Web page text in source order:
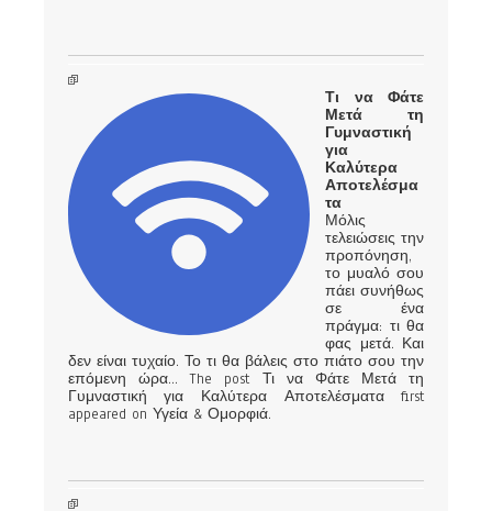
Τι να Φάτε
Μετά τη
Γυμναστική
για
Καλύτερα
Αποτελέσμα
τα
Μόλις
τελειώσεις την
προπόνηση,
το μυαλό σου
πάει συνήθως
σε ένα
πράγμα: τι θα
φας μετά. Και
δεν είναι τυχαίο. Το τι θα βάλεις στο πιάτο σου την
επόμενη ώρα… The post Τι να Φάτε Μετά τη
Γυμναστική για Καλύτερα Αποτελέσματα first
appeared on Υγεία & Ομορφιά.